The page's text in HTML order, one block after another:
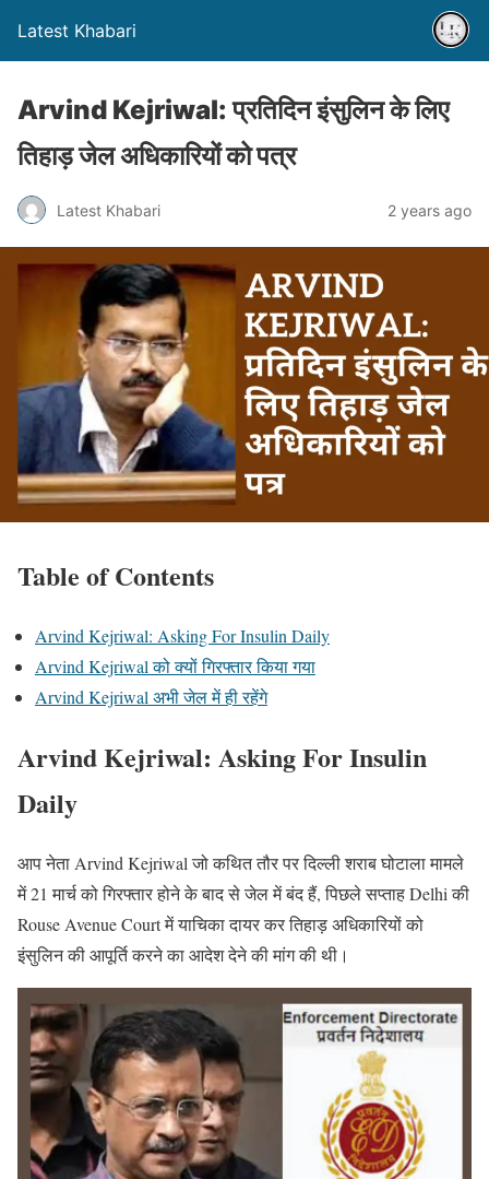
Latest Khabari
Arvind Kejriwal: प्रतिदिन इंसुलिन के लिए
तिहाड़ जेल अधिकारियों को पत्र
Latest Khabari 2 years ago
Table of Contents
Arvind Kejriwal: Asking For Insulin Daily
Arvind Kejriwal को क्यों गिरफ्तार किया गया
Arvind Kejriwal अभी जेल में ही रहेंगे
Arvind Kejriwal: Asking For Insulin
Daily
आप नेता Arvind Kejriwal जो कथित तौर पर दिल्ली शराब घोटाला मामले
में 21 मार्च को गिरफ्तार होने के बाद से जेल में बंद हैं, पिछले सप्ताह Delhi की
Rouse Avenue Court में याचिका दायर कर तिहाड़ अधिकारियों को
इंसुलिन की आपूर्ति करने का आदेश देने की मांग की थी।